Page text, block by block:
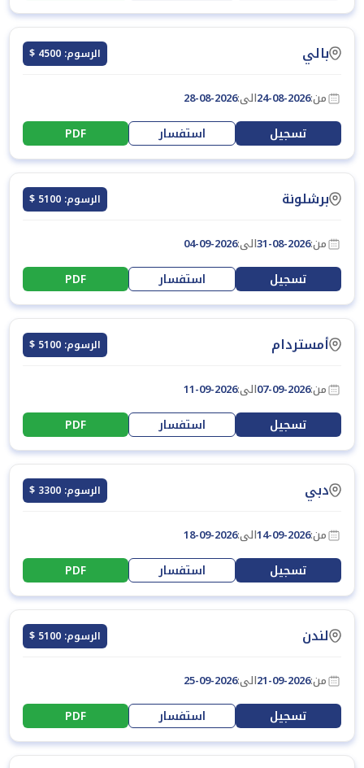
بالي الرسوم: 4500 $
من:24-08-2026الى:28-08-2026
تسجيل استفسار PDF
برشلونة الرسوم: 5100 $
من:31-08-2026الى:04-09-2026
تسجيل استفسار PDF
أمستردام الرسوم: 5100 $
من:07-09-2026الى:11-09-2026
تسجيل استفسار PDF
دبي الرسوم: 3300 $
من:14-09-2026الى:18-09-2026
تسجيل استفسار PDF
لندن الرسوم: 5100 $
من:21-09-2026الى:25-09-2026
تسجيل استفسار PDF